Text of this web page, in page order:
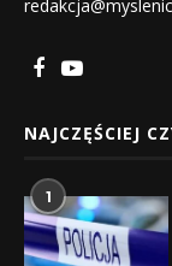
NAJCZĘŚCIEJ
1